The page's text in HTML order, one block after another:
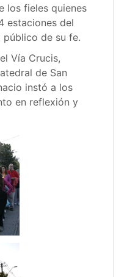
los fieles quienes
estaciones del
de su fe.
Vía Crucis,
de San
instó a los
en reflexión y